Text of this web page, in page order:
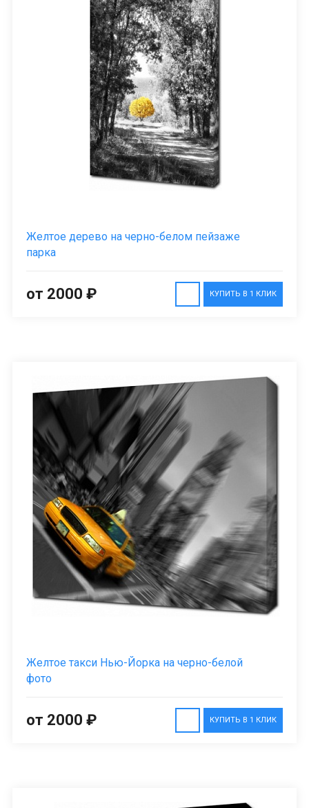
Желтое дерево на черно-белом пейзаже
парка
КУПИТЬ В 1 КЛИК
от 2000 ₽
Желтое такси Нью-Йорка на черно-белой
фото
КУПИТЬ В 1 КЛИК
от 2000 ₽